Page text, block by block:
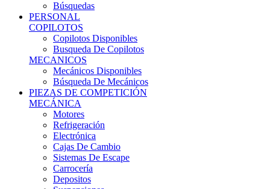
Carrocería
Depositos
Suspensiones
Frenos
Iluminación
Llantas
NEUMÁTICOS DE ASFALTO
Asfalto 13 O Menos
Asfalto 14p
Asfalto 15p
Asfalto 16p
Asfalto 17p
Asfalto >= 18p
NEUMÁTICOS DE TIERRA
Tierra 13 O Menos
Tierra 14p
Tierra >= 15p
Offroad Y 4x4